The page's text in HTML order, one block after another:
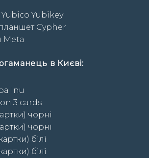
Yubico Yubikey
Cypher
Meta
в Києві:
Inu
3 cards
чорні
чорні
білі
білі